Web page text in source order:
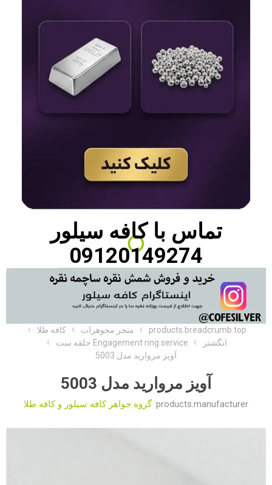
تماس باکافه سیلور
09120149274
products.breadcrumb.top متجر مجوهرات
کافه طلا
انگشتر
Engagement ring service حلقه ست
آویز مروارید مدل 5003
آویز مروارید مدل 5003
products.manufacturer: گروه جواهر کافه سیلور و کافه طلا